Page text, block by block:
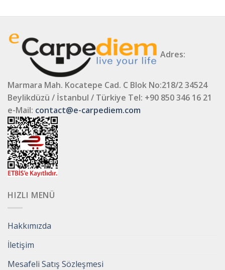
Adres:
Marmara Mah. Kocatepe Cad. C Blok No:218/2 34524
Beylikdüzü / İstanbul / Türkiye Tel: +90 850 346 16 21
e-Mail: contact@e-carpediem.com
HIZLI MENÜ
Hakkımızda
İletişim
Mesafeli Satış Sözleşmesi